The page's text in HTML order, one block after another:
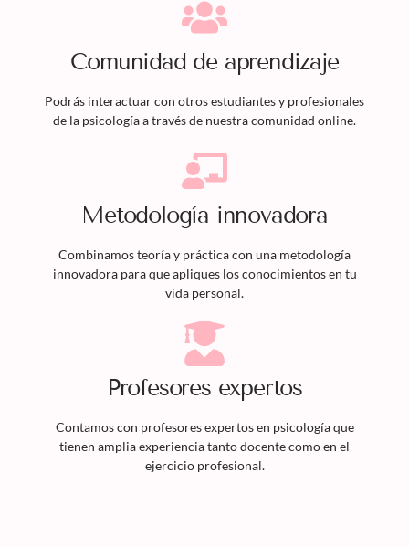
Comunidad de aprendizaje
Podrás interactuar con otros estudiantes y profesionales
de la psicología a través de nuestra comunidad online.
Metodología innovadora
Combinamos teoría y práctica con una metodología
innovadora para que apliques los conocimientos en tu
vida personal.
Profesores expertos
Contamos con profesores expertos en psicología que
tienen amplia experiencia tanto docente como en el
ejercicio profesional.